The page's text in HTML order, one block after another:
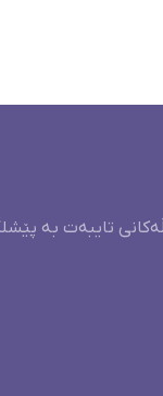
تایبەت بە